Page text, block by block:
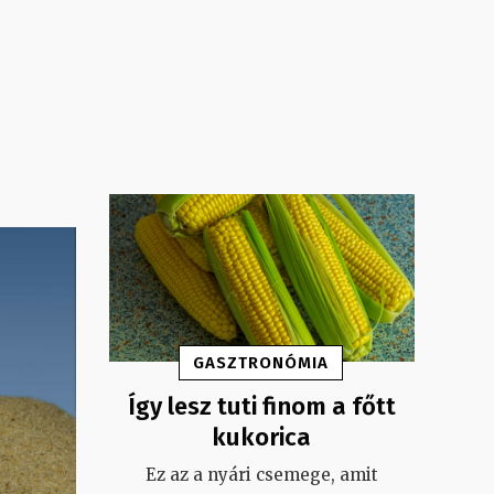
GASZTRONÓMIA
Így lesz tuti finom a főtt
kukorica
Ez az a nyári csemege, amit